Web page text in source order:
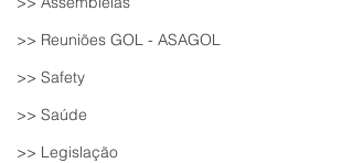
>> Reuniões GOL - ASAGOL
>> Safety
>> Saúde
>> Legislação